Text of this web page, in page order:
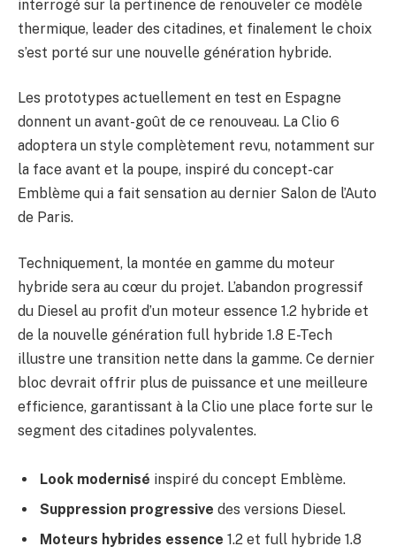
interrogé sur la pertinence de renouveler ce modèle
thermique, leader des citadines, et finalement le choix
s’est porté sur une nouvelle génération hybride.
Les prototypes actuellement en test en Espagne
donnent un avant-goût de ce renouveau. La Clio 6
adoptera un style complètement revu, notamment sur
la face avant et la poupe, inspiré du concept-car
Emblème qui a fait sensation au dernier Salon de l’Auto
de Paris.
Techniquement, la montée en gamme du moteur
hybride sera au cœur du projet. L’abandon progressif
du Diesel au profit d’un moteur essence 1.2 hybride et
de la nouvelle génération full hybride 1.8 E-Tech
illustre une transition nette dans la gamme. Ce dernier
bloc devrait offrir plus de puissance et une meilleure
efficience, garantissant à la Clio une place forte sur le
segment des citadines polyvalentes.
Look modernisé inspiré du concept Emblème.
Suppression progressive des versions Diesel.
Moteurs hybrides essence 1.2 et full hybride 1.8